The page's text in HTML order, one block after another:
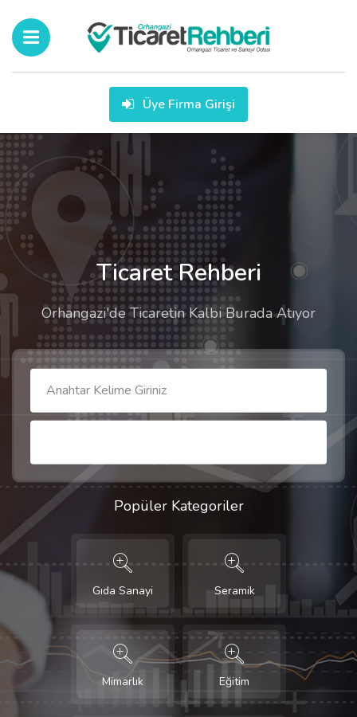
Üye Firma Girişi
Ticaret Rehberi
Orhangazi'de Ticaretin Kalbi Burada Atıyor
Popüler Kategoriler
Gıda Sanayi Seramik
Mimarlık Eğitim